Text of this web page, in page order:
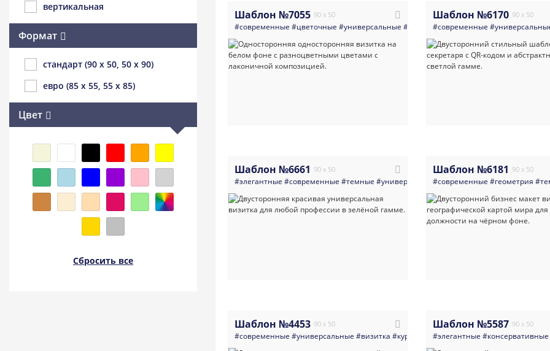
вертикальная
Формат
стандарт (90 x 50, 50 x 90)
евро (85 x 55, 55 x 85)
Цвет
Сбросить все
Шаблон №7055 90 x 50
#современные #цветочные #универсальные #визитка#флорист_цветы #цветы
Шаблон №6170 90 x 50
#современные
Шаблон №6661 90 x 50
#элегантные #современные #темные #универсальные#визитка#недвижимость
Шаблон №6181 90 x 50
#современные #геометрия
Шаблон №4453 90 x 50
#современные #универсальные #визитка #курсы #образование #репетиторы
Шаблон №5587 90 x 50
#элегантные #консервативные